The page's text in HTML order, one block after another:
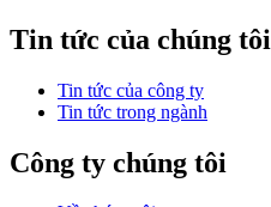
Tin tức của chúng tôi
Tin tức của công ty
Tin tức trong ngành
Công ty chúng tôi